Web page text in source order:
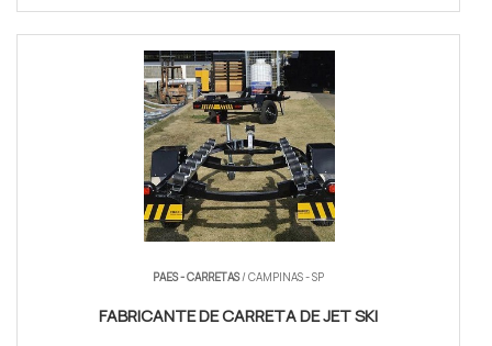
PAES - CARRETAS/ CAMPINAS - SP
FABRICANTE DE CARRETA DE JET SKI